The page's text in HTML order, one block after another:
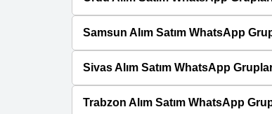
Samsun Alım Satım WhatsApp
Sivas Alım Satım WhatsApp
Trabzon Alım Satım WhatsApp